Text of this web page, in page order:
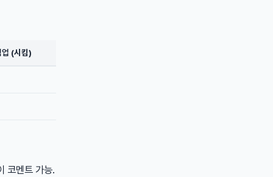
(시킴)
코멘트 가능.